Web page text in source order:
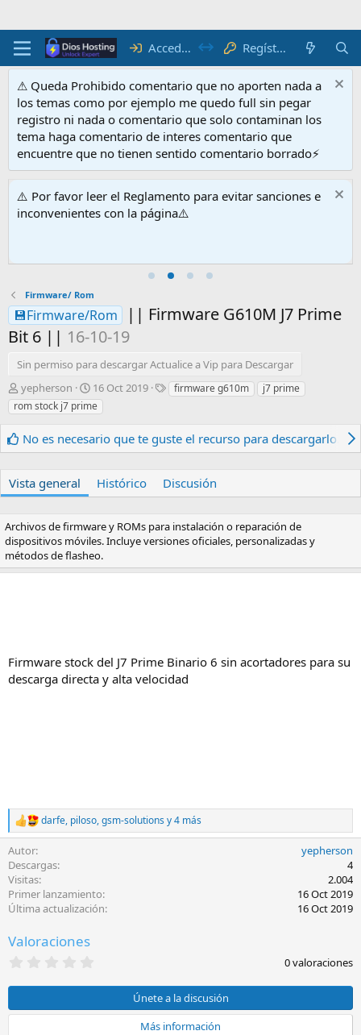
Acceder Regístrate
⚠ Queda Prohibido comentario que no aporten nada a
los temas como por ejemplo me quedo full sin pegar
registro ni nada o comentario que solo contaminan los
tema haga comentario de interes comentario que
encuentre que no tienen sentido comentario borrado⚡
⚠️ Por favor leer el Reglamento para evitar sanciones e
inconvenientes con la página⚠️
Firmware/ Rom
💾Firmware/Rom
|| Firmware G610M J7 Prime
Bit 6 || 16-10-19
Sin permiso para descargar Actualice a Vip para Descargar
A
u
t
r
yepherson
F
e
c
a
a
c
i
ó
16 Oct 2019
E
u
a
firmware g610m
j7 prime
rom stock j7 prime
No es necesario que te guste el recurso para descargarlo.
Vista general Histórico Discusión
Archivos de firmware y ROMs para instalación o reparación de
dispositivos móviles. Incluye versiones oficiales, personalizadas y
métodos de flasheo.
Firmware stock del J7 Prime Binario 6 sin acortadores para su
descarga directa y alta velocidad
R
e
a
c
c
i
o
n
s
darfe, piloso,gsm-solutions y 4 más
Autor
yepherson
Descargas
4
Visitas
2.004
Primer lanzamiento
16 Oct 2019
Última actualización
16 Oct 2019
Valoraciones
0
e
s
0 valoraciones
Únete a la discusión
Más información